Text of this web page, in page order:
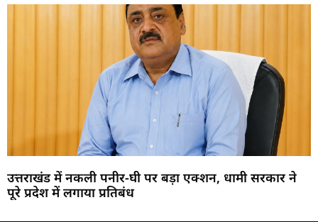
उत्तराखंड में नकली पनीर-घी पर बड़ा एक्शन, धामी सरकार ने
पूरे प्रदेश में लगाया प्रतिबंध